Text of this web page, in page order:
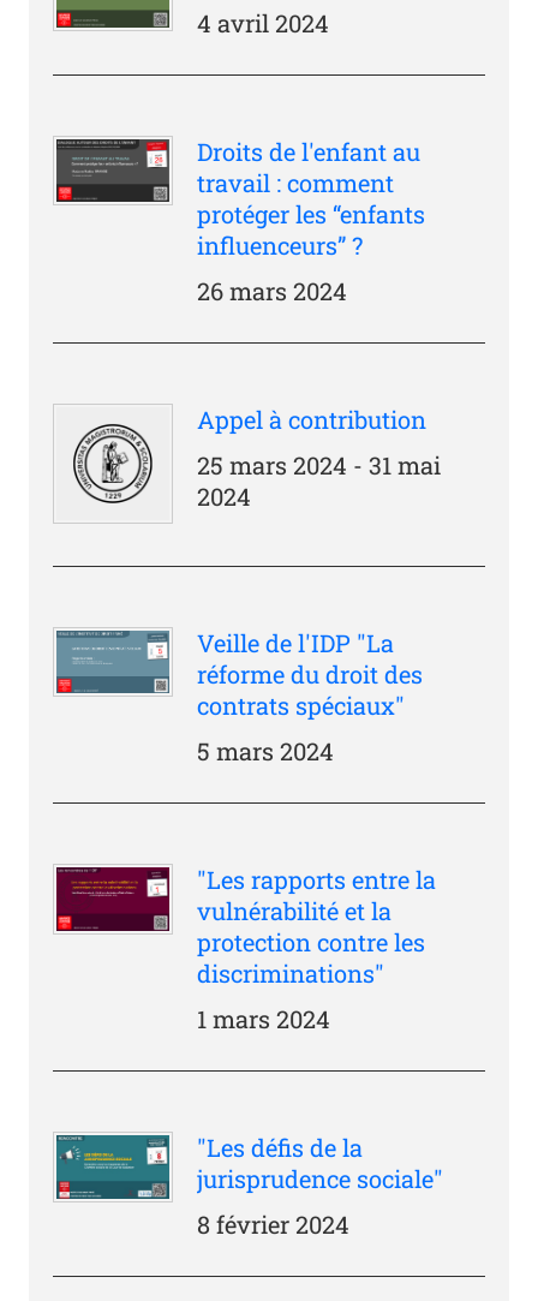
4 avril 2024
Droits de l'enfant au
travail : comment
protéger les “enfants
influenceurs” ?
26 mars 2024
Appel à contribution
25 mars 2024 - 31 mai
2024
Veille de l'IDP "La
réforme du droit des
contrats spéciaux"
5 mars 2024
"Les rapports entre la
vulnérabilité et la
protection contre les
discriminations"
1 mars 2024
"Les défis de la
jurisprudence sociale"
8 février 2024